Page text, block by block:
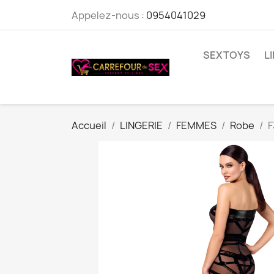
Appelez-nous : 0954041029
SEXTOYS
Accueil LINGERIE FEMMES Robe